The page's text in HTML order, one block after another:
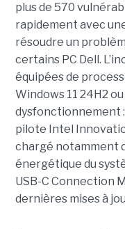
plus de 570
rapidement avec
résoudre un
certains PC Dell.
équipées de
Windows 11 24H2
dysfonctionnement
pilote Intel
chargé notamment
énergétique du
USB-C Connection
dernières mises à